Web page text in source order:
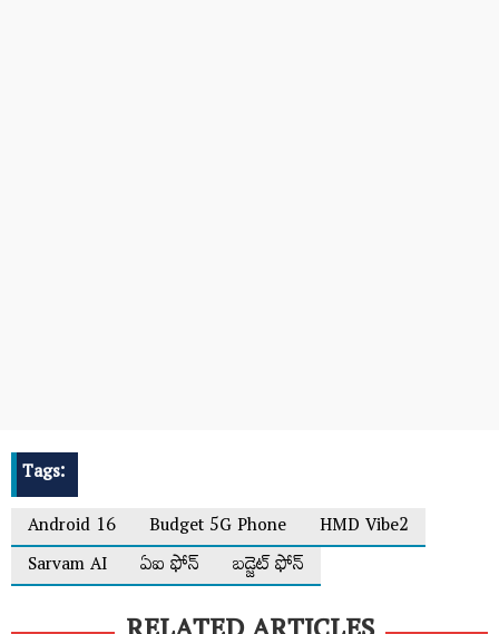
Tags:
Android 16
Budget 5G Phone
HMD Vibe2
Sarvam AI
ఏఐ ఫోన్‌ బడ్జెట్‌ ఫోన్‌